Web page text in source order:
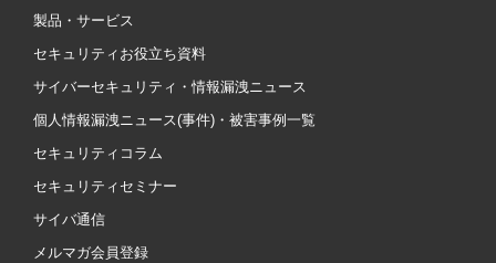
製品・サービス
セキュリティお役立ち資料
サイバーセキュリティ・情報漏洩ニュース
個人情報漏洩ニュース(事件)・被害事例一覧
セキュリティコラム
セキュリティセミナー
サイバ通信
メルマガ会員登録